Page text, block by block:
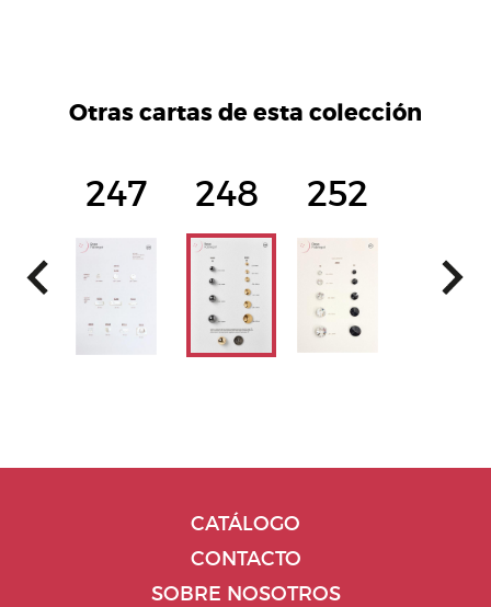
Otras cartas de esta colección
247 248 252
CATÁLOGO
CONTACTO
SOBRE NOSOTROS